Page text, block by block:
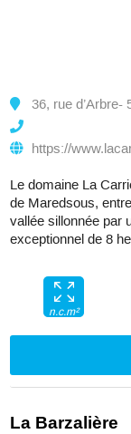
36, rue d’Arbre-
https://
Le domaine La
de Maredsous,
vallée sillonnée par
exceptionnel de 8
n.c.m²
La Barzalière